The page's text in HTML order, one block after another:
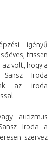
igényű
frissen
volt, hogy a
Iroda
az iroda
autizmus
Iroda a
szervez